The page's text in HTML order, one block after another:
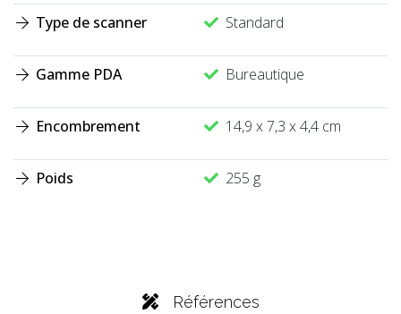
Type de scanner Standard
Gamme PDA Bureautique
Encombrement 14,9 x 7,3 x 4,4 cm
Poids 255 g
Références